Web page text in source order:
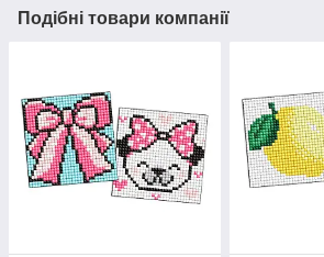
Подібні товари компанії